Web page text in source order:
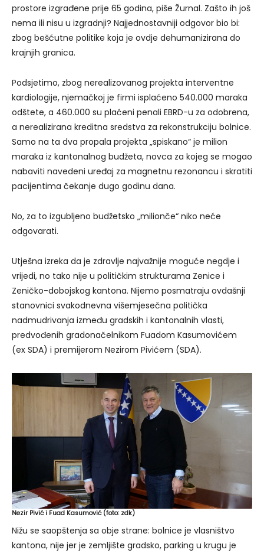
prostore izgrađene prije 65 godina, piše Žurnal. Zašto ih još
nema ili nisu u izgradnji? Najjednostavniji odgovor bio bi:
zbog bešćutne politike koja je ovdje dehumanizirana do
krajnjih granica.
Podsjetimo, zbog nerealizovanog projekta interventne
kardiologije, njemačkoj je firmi isplaćeno 540.000 maraka
odštete, a 460.000 su plaćeni penali EBRD-u za odobrena,
a nerealizirana kreditna sredstva za rekonstrukciju bolnice.
Samo na ta dva propala projekta „spiskano“ je milion
maraka iz kantonalnog budžeta, novca za kojeg se mogao
nabaviti navedeni uređaj za magnetnu rezonancu i skratiti
pacijentima čekanje dugo godinu dana.
No, za to izgubljeno budžetsko „milionče“ niko neće
odgovarati.
Utješna izreka da je zdravlje najvažnije moguće negdje i
vrijedi, no tako nije u političkim strukturama Zenice i
Zeničko-dobojskog kantona. Nijemo posmatraju ovdašnji
stanovnici svakodnevna višemjesečna politička
nadmudrivanja između gradskih i kantonalnih vlasti,
predvođenih gradonačelnikom Fuadom Kasumovićem
(ex SDA) i premijerom Nezirom Pivićem (SDA).
Nezir Pivić i Fuad Kasumović (foto: zdk)
Nižu se saopštenja sa obje strane: bolnice je vlasništvo
kantona, nije jer je zemljište gradsko, parking u krugu je